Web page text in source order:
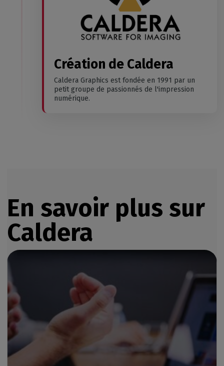
Création de Caldera
Caldera Graphics est fondée en 1991 par un
petit groupe de passionnés de l'impression
numérique.
En savoir plus sur
Caldera